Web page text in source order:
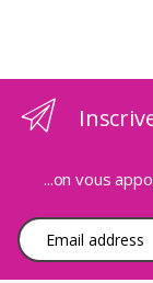
...on vous
Adresse e-mail